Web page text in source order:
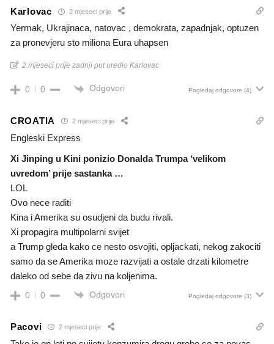
Karlovac 2 mjeseci prije
Yermak, Ukrajinaca, natovac , demokrata, zapadnjak, optuzen
za pronevjeru sto miliona Eura uhapsen
2 mjeseci prije zadnji put uredio Karlovac
0 0 Odgovori Pogledaj odgovore (4)
CROATIA 2 mjeseci prije
Engleski Express
Xi Jinping u Kini ponizio Donalda Trumpa ‘velikom
uvredom’ prije sastanka …
LOL
Ovo nece raditi
Kina i Amerika su osudjeni da budu rivali.
Xi propagira multipolarni svijet
a Trump gleda kako ce nesto osvojiti, opljackati, nekog zakociti
samo da se Amerika moze razvijati a ostale drzati kilometre
daleko od sebe da zivu na koljenima.
0 0 Odgovori Pogledaj odgovore (3)
Pacovi 2 mjeseci prije